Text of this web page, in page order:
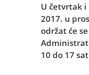
U četvrtak i
2017. u
održat će
10 do 17